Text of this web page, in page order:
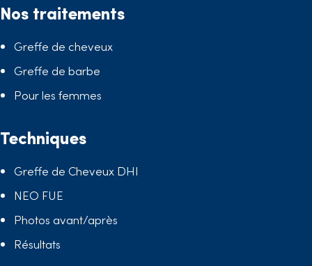
Nos traitements
Greffe de cheveux
Greffe de barbe
Pour les femmes
Techniques
Greffe de Cheveux DHI
NEO FUE
Photos avant/après
Résultats